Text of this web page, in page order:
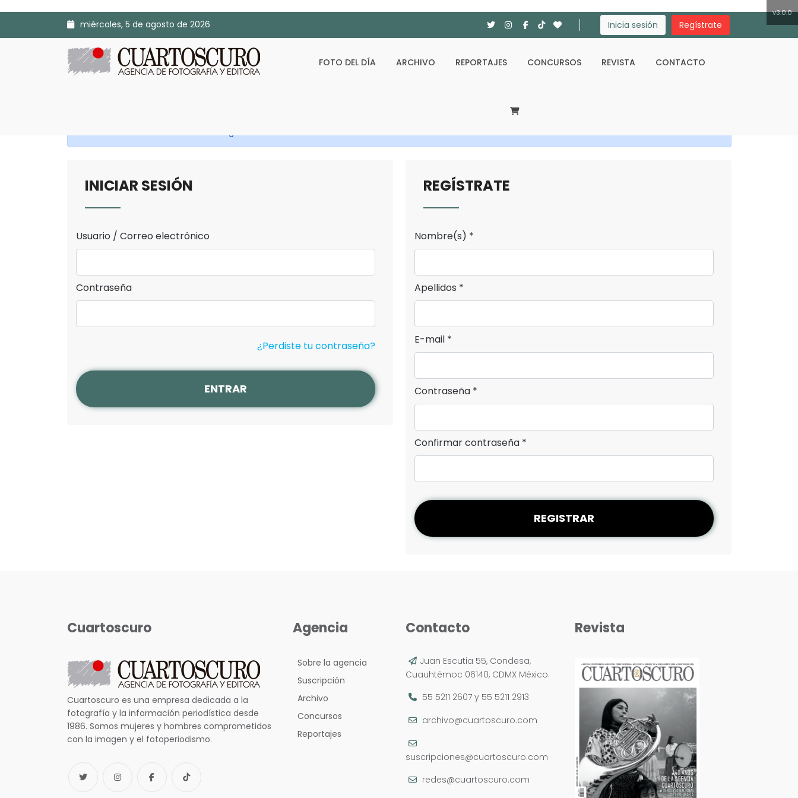
miércoles, 5 de agosto de 2026 Inicia sesión Regístrate
FOTO DEL DÍA ARCHIVO REPORTAJES CONCURSOS REVISTA CONTACTO
v3.0.0
INICIAR SESIÓN
Usuario / Correo electrónico
Contraseña
¿Perdiste tu contraseña?
ENTRAR
REGÍSTRATE
Nombre(s) *
Apellidos *
E-mail *
Contraseña *
Confirmar contraseña *
REGISTRAR
Cuartoscuro
Cuartoscuro es una empresa dedicada a la
fotografía y la información periodística desde
1986. Somos mujeres y hombres comprometidos
con la imagen y el fotoperiodismo.
Agencia
Sobre la agencia
Suscripción
Archivo
Concursos
Reportajes
Contacto
Juan Escutia 55, Condesa,
Cuauhtémoc 06140, CDMX México.
55 5211 2607y 55 5211 2913
archivo@cuartoscuro.com
suscripciones@cuartoscuro.com
redes@cuartoscuro.com
Revista